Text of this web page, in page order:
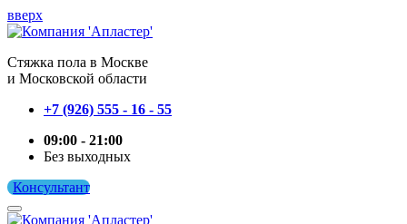
вверх
Cтяжка пола в Москве
и Московской области
+7 (926) 555 - 16 - 55
09:00 - 21:00
Без выходных
Консультант